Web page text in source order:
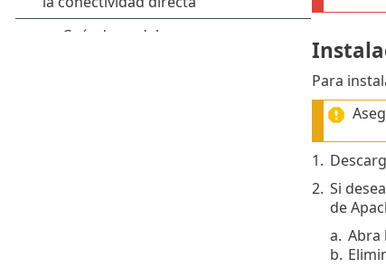
Para
1.
2. Si
de
a. Abra
b.